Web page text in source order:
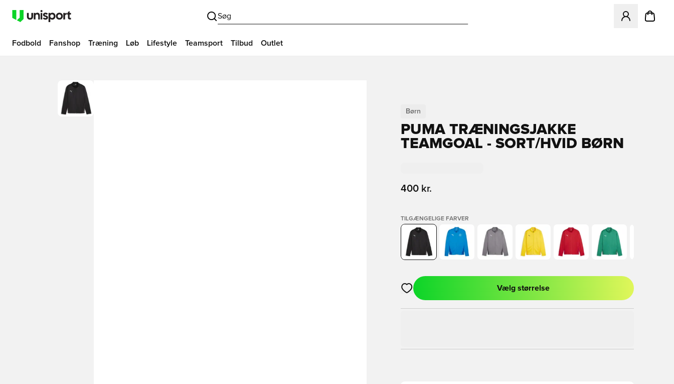
Søg
Åbner en
Fodbold Fanshop Træning Løb Lifestyle Teamsport Tilbud Outlet
Børn
PUMA TRÆNINGSJAKKE
TEAMGOAL - SORT/HVID BØRN
400 kr.
TILGÆNGELIGE FARVER
Åbner en Modal til at logge ind eller tilmelde dig som medlem
Vælg størrelse